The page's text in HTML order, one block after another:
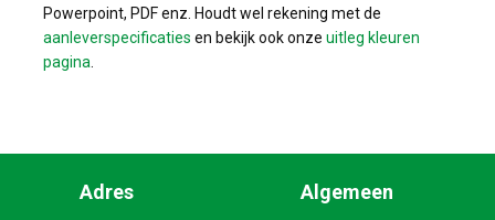
Powerpoint, PDF enz. Houdt wel rekening met de
aanleverspecificaties en bekijk ook onze uitleg kleuren
pagina
Adres Algemeen